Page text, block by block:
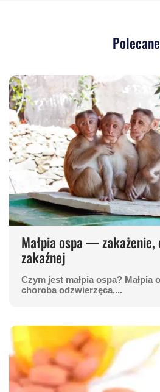
Polecane
Małpia ospa —
zakaźnej
Czym jest małpia ospa? Małpia
choroba odzwierzęca,...